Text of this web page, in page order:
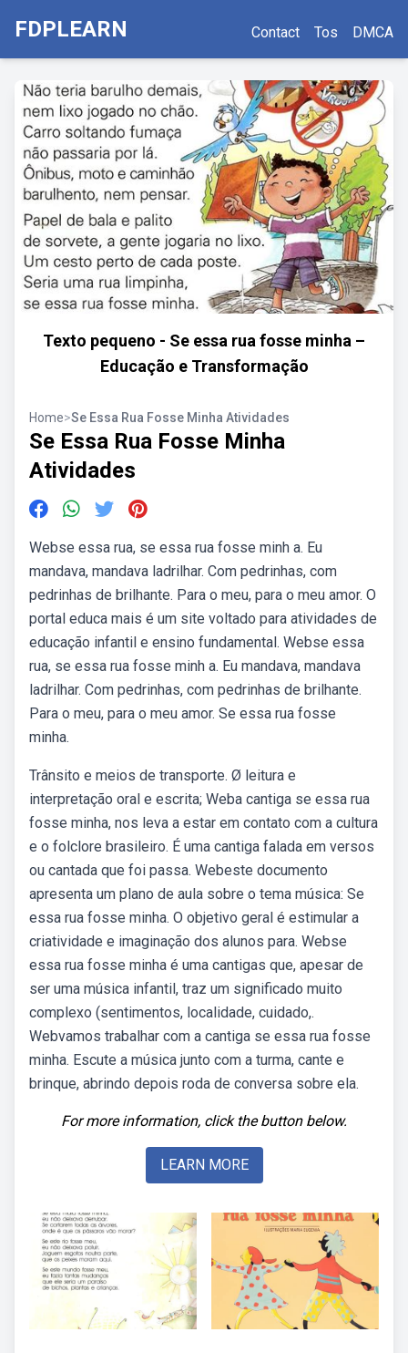
FDPLEARN Contact Tos DMCA
Texto pequeno - Se essa rua fosse minha –
Educação e Transformação
Home>Se Essa Rua Fosse Minha Atividades
Se Essa Rua Fosse Minha
Atividades
Webse essa rua, se essa rua fosse minh a. Eu
mandava, mandava ladrilhar. Com pedrinhas, com
pedrinhas de brilhante. Para o meu, para o meu amor. O
portal educa mais é um site voltado para atividades de
educação infantil e ensino fundamental. Webse essa
rua, se essa rua fosse minh a. Eu mandava, mandava
ladrilhar. Com pedrinhas, com pedrinhas de brilhante.
Para o meu, para o meu amor. Se essa rua fosse
minha.
Trânsito e meios de transporte. Ø leitura e
interpretação oral e escrita; Weba cantiga se essa rua
fosse minha, nos leva a estar em contato com a cultura
e o folclore brasileiro. É uma cantiga falada em versos
ou cantada que foi passa. Webeste documento
apresenta um plano de aula sobre o tema música: Se
essa rua fosse minha. O objetivo geral é estimular a
criatividade e imaginação dos alunos para. Webse
essa rua fosse minha é uma cantigas que, apesar de
ser uma música infantil, traz um significado muito
complexo (sentimentos, localidade, cuidado,.
Webvamos trabalhar com a cantiga se essa rua fosse
minha. Escute a música junto com a turma, cante e
brinque, abrindo depois roda de conversa sobre ela.
For more information, click the button below.
LEARN MORE